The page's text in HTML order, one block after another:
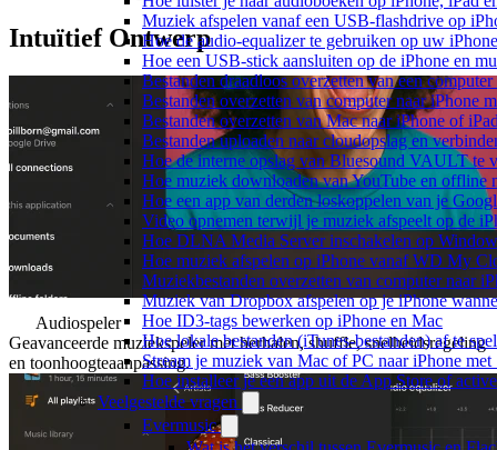
Muziek afspelen vanaf een USB-flashdrive op
Hoe de audio-equalizer te gebruiken op uw
Hoe een USB-stick aansluiten op de iPhone en
Bestanden draadloos overzetten van een
Bestanden overzetten van computer naar iPhone
Bestanden overzetten van Mac naar iPhone of
Bestanden uploaden naar cloudopslag en
Hoe de interne opslag van Bluesound VAULT te
Hoe muziek downloaden van YouTube en offline
Hoe een app van derden loskoppelen van je
Video opnemen terwijl je muziek afspeelt op de
Hoe DLNA Media Server inschakelen op
Hoe muziek afspelen op iPhone vanaf WD My
Muziekbestanden overzetten van computer naar
Muziek van Dropbox afspelen op je iPhone
Hoe ID3-tags bewerken op iPhone en Mac
Hoe lokale bestanden (iTunes-bestanden) af te
Stream je muziek van Mac of PC naar iPhone
Hoe installeer je een app uit de App Store of
Veelgestelde vragen
Evermusic
Intuïtief Ontwerp
Audiospeler
Geavanceerde muziekspeler met herhalen, shuffle, snelheidsregeling
en toonhoogteaanpassing.